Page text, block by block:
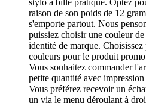
stylo à bille pratique. Optez
raison de son poids de 12
s'emporte partout. Nous
puissiez choisir une couleur
identité de marque.
couleurs pour le produit
Vous souhaitez commander
petite quantité avec
Vous préférez recevoir un
un via le menu déroulant à